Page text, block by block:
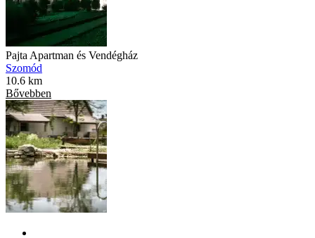
Pajta Apartman és Vendégház
Szomód
10.6 km
Bővebben